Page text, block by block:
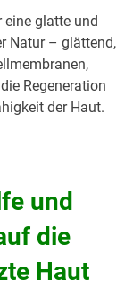
eine glatte und
Natur – glättend,
Regeneration
der Haut.
und
die
Haut